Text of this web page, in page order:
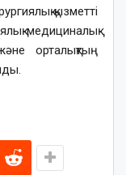
қызметті
медициналық
орталықтың